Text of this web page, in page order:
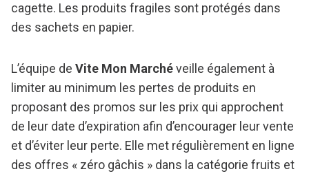
cagette. Les produits fragiles sont protégés dans
des sachets en papier.
L’équipe de Vite Mon Marchéveille également à
limiter au minimum les pertes de produits en
proposant des promos sur les prix qui approchent
de leur date d’expiration afin d’encourager leur vente
et d’éviter leur perte. Elle met régulièrement en ligne
des offres « zéro gâchis » dans la catégorie fruits et